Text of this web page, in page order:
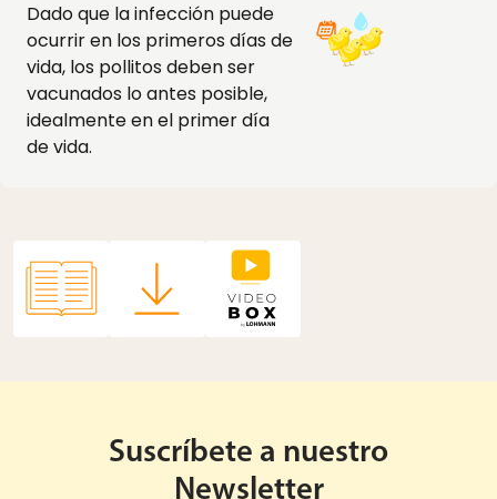
Dado que la infección puede
ocurrir en los primeros días de
vida, los pollitos deben ser
vacunados lo antes posible,
idealmente en el primer día
de vida.
Suscríbete a nuestro
Newsletter